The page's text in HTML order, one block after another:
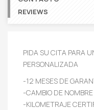
REVIEWS
PIDA SU CITA PARA
PERSONALIZADA
-12 MESES DE
-CAMBIO DE
-KILOMETRAJE